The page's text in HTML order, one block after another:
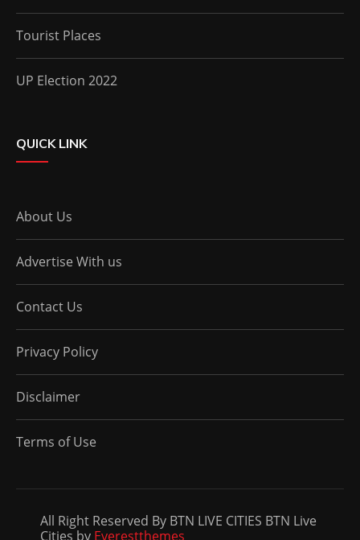
Tourist Places
UP Election 2022
QUICK LINK
About Us
Advertise With us
Contact Us
Privacy Policy
Disclaimer
Terms of Use
All Right Reserved By BTN LIVE CITIES BTN Live
Cities by Everestthemes